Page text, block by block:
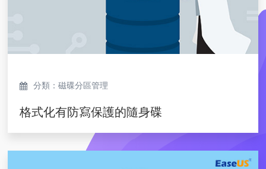
分類：磁碟分區管理
格式化有防寫保護的隨身碟